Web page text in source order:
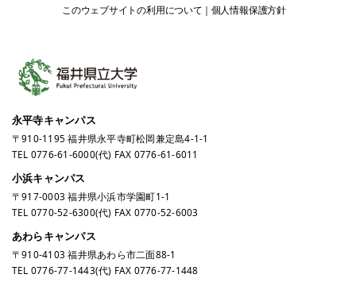
このウェブサイトの利用について 個人情報保護方針
永平寺キャンパス
〒910-1195 福井県永平寺町松岡兼定島4-1-1
TEL 0776-61-6000(代) FAX 0776-61-6011
小浜キャンパス
〒917-0003 福井県小浜市学園町1-1
TEL 0770-52-6300(代) FAX 0770-52-6003
あわらキャンパス
〒910-4103 福井県あわら市二面88-1
TEL 0776-77-1443(代) FAX 0776-77-1448